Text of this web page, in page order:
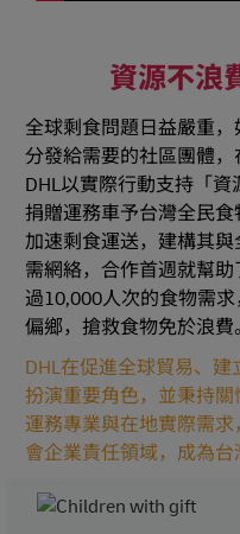
資源不浪
全球剩食問題日益嚴重
分發給需要的社區團體，
DHL以實際行動支持「資
捐贈運務車予台灣全民
加速剩食運送，建構其
需網絡，合作首週就幫
過10,000人次的食物需
偏鄉，搶救食物免於浪費。
DHL在促進全球貿易、
扮演重要角色，並秉持
運務專業與在地實際需
會企業責任領域，成為台